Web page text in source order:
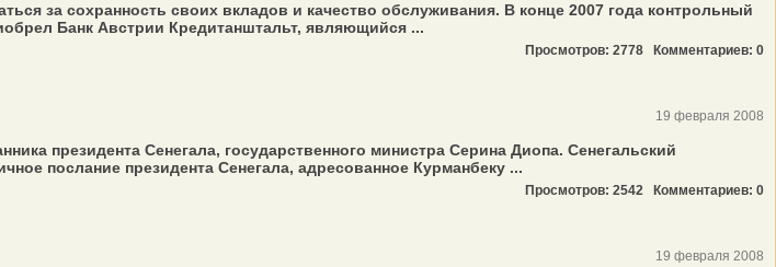
за сохранность своих вкладов и качество обслуживания. В конце 2007 года контрольный
Банк Австрии Кредитанштальт, являющийся ...
Просмотров: 2778 Комментариев: 0
19 февраля 2008
президента Сенегала, государственного министра Серина Диопа. Сенегальский
послание президента Сенегала, адресованное Курманбеку ...
Просмотров: 2542 Комментариев: 0
19 февраля 2008